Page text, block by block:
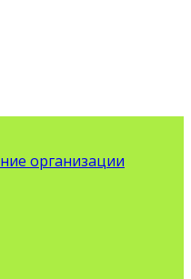
организации